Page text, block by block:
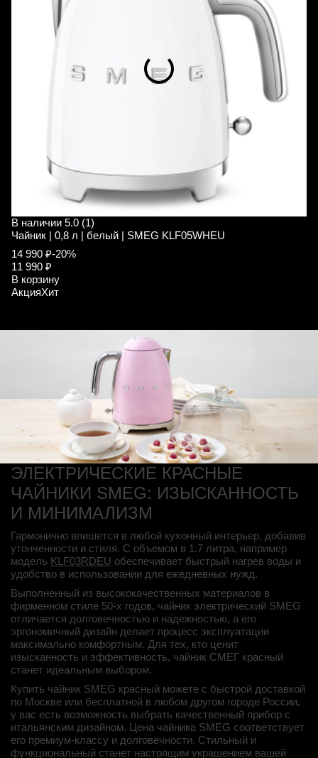
В наличии 5.0 (1)
Чайник | 0,8 л | белый | SMEG KLF05WHEU
14 990 ₽-20%
11 990 ₽
В корзину
АкцияХит
ЭЛЕКТРИЧЕСКИЕ КРАСНЫЕ
ЧАЙНИКИ SMEG: ИЗЫСКАННОСТЬ
И МИНИМАЛИЗМ
Гармонично впишется в любой кухонный интерьер, добавив
утонченности и стиля. С объемом в 1.7 литра, например
модель KLF03RDEU обеспечивает быстрый нагрев воды и
удобство в использовании для ежедневных нужд.
Выполненный из высококачественных материалов в
фирменном стиле 50-х годов, чайник электрический SMEG
отличается долговечностью и надежностью, а его
эргономичный дизайн делает процесс эксплуатации
максимально комфортным. Для тех, кто ценит
изысканность и эффективность, чайник СМЕГ красный
станет идеальным выбором.
Купить чайник SMEG красный можете с быстрой доставкой
по Москве или бесплатной в любом другом городе России,
у вас есть возможность выбрать качественный прибор с
итальянским дизайном. Цена чайника SMEG соответствует
его премиум-классу и долговечности. Стильный и
функциональный станет настоящим украшением вашей